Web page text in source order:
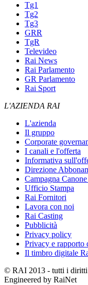
Tg1
Tg2
Tg3
GRR
TgR
Televideo
Rai News
Rai Parlamento
GR Parlamento
Rai Sport
L'AZIENDA RAI
L'azienda
Il gruppo
Corporate
I canali e l'offerta
Informativa
Direzione
Campagna
Ufficio Stampa
Rai Fornitori
Lavora con noi
Rai Casting
Pubblicità
Privacy policy
Privacy e rapporto
Il timbro digitale
© RAI 2013 - tutti i diritti
Engineered by RaiNet